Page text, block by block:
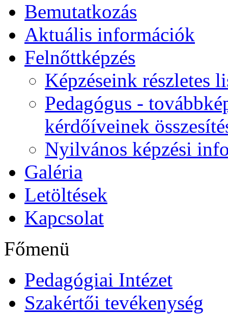
Bemutatkozás
Aktuális információk
Felnőttképzés
Képzéseink részletes
Pedagógus -
kérdőíveinek
Nyilvános képzési
Galéria
Letöltések
Kapcsolat
Főmenü
Pedagógiai Intézet
Szakértői tevékenység